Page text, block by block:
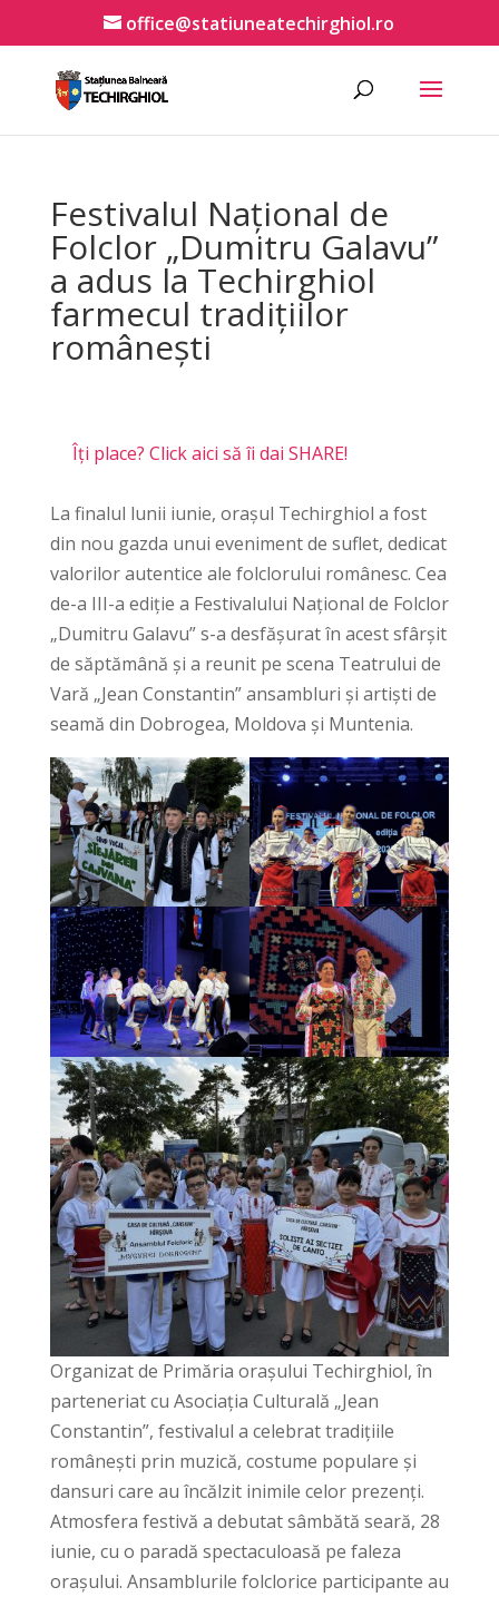
office@statiuneatechirghiol.ro
Festivalul Național de
Folclor „Dumitru Galavu”
a adus la Techirghiol
farmecul tradițiilor
românești
Îți place? Click aici să îi dai SHARE!
La finalul lunii iunie, orașul Techirghiol a fost
din nou gazda unui eveniment de suflet, dedicat
valorilor autentice ale folclorului românesc. Cea
de-a III-a ediție a Festivalului Național de Folclor
„Dumitru Galavu” s-a desfășurat în acest sfârșit
de săptămână și a reunit pe scena Teatrului de
Vară „Jean Constantin” ansambluri și artiști de
seamă din Dobrogea, Moldova și Muntenia.
Organizat de Primăria orașului Techirghiol, în
parteneriat cu Asociația Culturală „Jean
Constantin”, festivalul a celebrat tradițiile
românești prin muzică, costume populare și
dansuri care au încălzit inimile celor prezenți.
Atmosfera festivă a debutat sâmbătă seară, 28
iunie, cu o paradă spectaculoasă pe faleza
orașului. Ansamblurile folclorice participante au